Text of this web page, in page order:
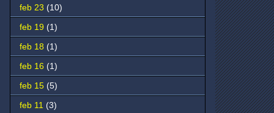
feb 23 (10)
feb 19 (1)
feb 18 (1)
feb 16 (1)
feb 15 (5)
feb 11 (3)